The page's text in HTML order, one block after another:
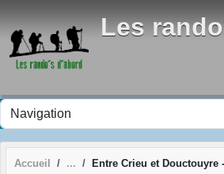
Les
Accueil Entre Crieu et Douctouyre